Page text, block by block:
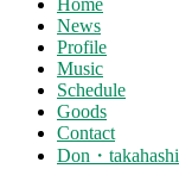
News
Profile
Music
Schedule
Goods
Contact
Don・takahashi